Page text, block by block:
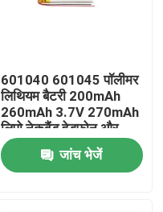
601040 601045 पॉलीमर
लिथियम बैटरी 200mAh
260mAh 3.7V 270mAh
लिपो नेकबैंड हेडफ़ोन और
वयस्क उत्पादों के लिए
जांच भेजें